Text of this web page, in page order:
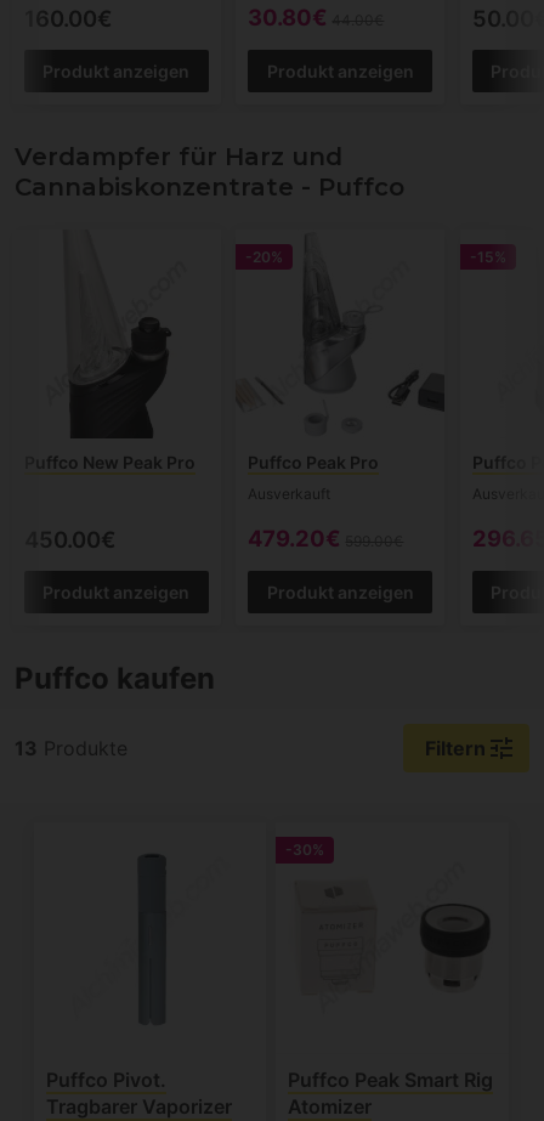
160.00€
Produkt anzeigen
30.80€
Produkt anzeigen
Verdampfer für Harz und
Cannabiskonzentrate - Puffco
Puffco New Peak Pro
450.00€
Produkt anzeigen
-20%
Puffco Peak Pro
Ausverkauft
479.20€
Produkt anzeigen
-15%
Puffco
Puffco kaufen
13 Produkte Filtern tune
Puffco Pivot.
Tragbarer Vaporizer
-30%
Puffco Peak Smart Rig
Atomizer